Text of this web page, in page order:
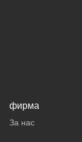
фирма
За нас